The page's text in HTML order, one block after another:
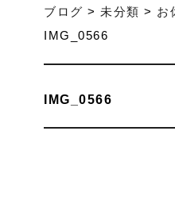
ブログ > 未分類 > お
IMG_0566
IMG_0566